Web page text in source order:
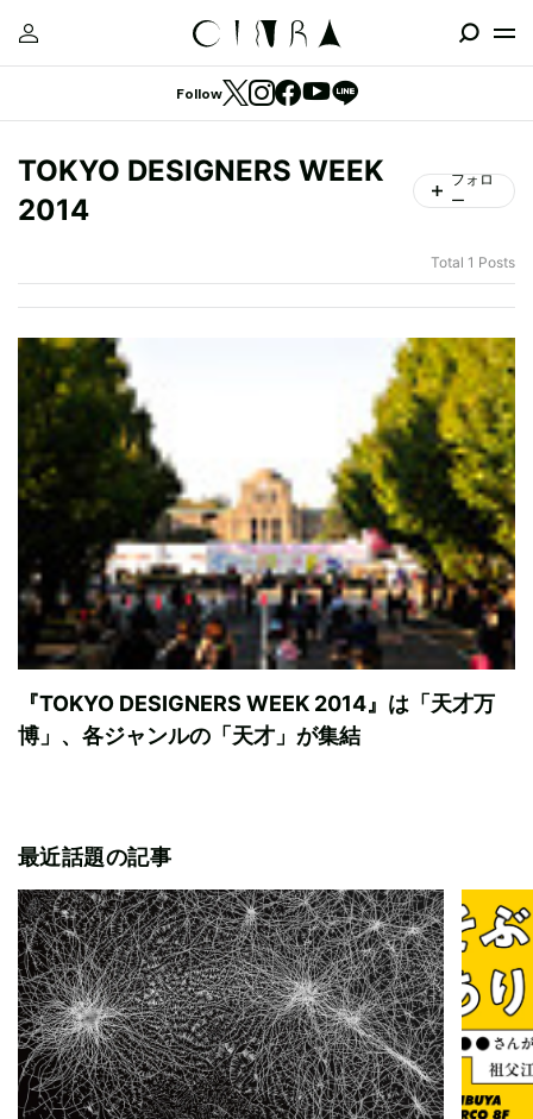
Follow
TOKYO DESIGNERS WEEK
2014
フォロ
ー
Total 1 Posts
『TOKYO DESIGNERS WEEK 2014』は「天才万
博」、各ジャンルの「天才」が集結
最近話題の記事